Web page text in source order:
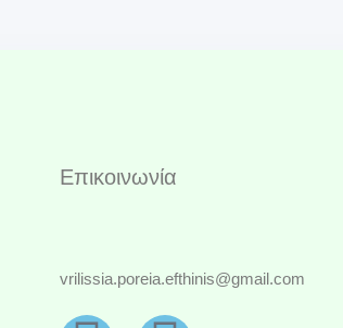
Επικοινωνία
vrilissia.poreia.efthinis@gmail.com